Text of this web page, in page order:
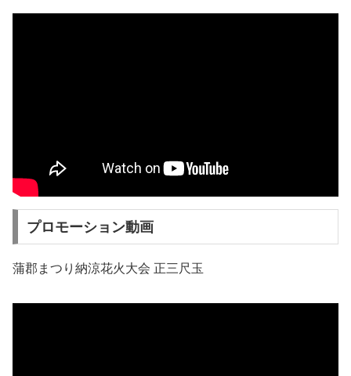
プロモーション動画
蒲郡まつり納涼花火大会 正三尺玉